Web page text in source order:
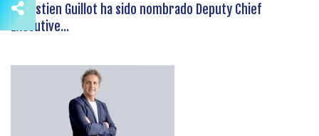
Sébastien Guillot ha sido nombrado Deputy Chief
Executive...